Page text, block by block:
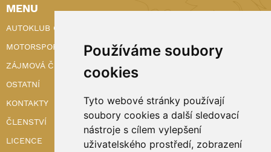
Používáme soubory
cookies
Tyto webové stránky používají
soubory cookies a další sledovací
nástroje s cílem vylepšení
uživatelského prostředí, zobrazení
MENU
AUTOKLUB ČR
MOTORSPORT
ZÁJMOVÁ ČINNOST
OSTATNÍ
KONTAKTY
ČLENSTVÍ
LICENCE